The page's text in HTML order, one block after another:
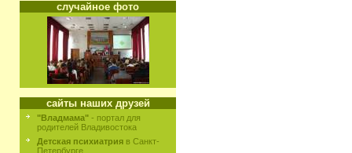
случайное фото
сайты наших друзей
"Владмама" - портал для
родителей Владивостока
Детская психиатрия в Санкт-
Петербурге